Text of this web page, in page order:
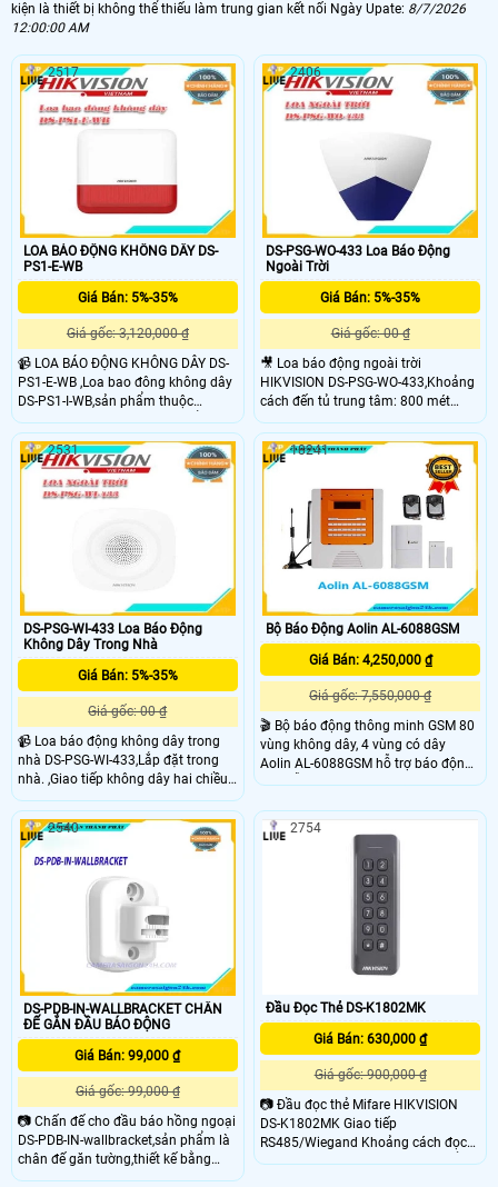
kiện là thiết bị không thể thiếu làm trung gian kết nối Ngày Upate: 8/7/2026
12:00:00 AM
LOA BÁO ĐỘNG KHÔNG DÂY DS-
PS1-E-WB
Giá Bán: 5%-35%
Giá gốc: 3,120,000 ₫
📹 LOA BÁO ĐỘNG KHÔNG DÂY DS-
PS1-E-WB ,Loa bao đông không dây
DS-PS1-I-WB,sản phẩm thuộc
thương hiệu hikvision sản phẩm có
thiết kế chắc chăn,Khoảng cách kết
nối: 900m. ,Cường độ âm thanh: 90-
110 dB. Có 3 chế độ âm thanh: Báo
cháy, báo động khẩn cấp, báo động
2517
DS-PSG-WO-433 Loa Báo Động
Ngoài Trời
Giá Bán: 5%-35%
Giá gốc: 00 ₫
🎥 Loa báo động ngoài trời
HIKVISION DS-PSG-WO-433,Khoảng
cách đến tủ trung tâm: 800 mét
(không gian mở). Chống cậy phá.
Điều chỉnh âm lượng: thấp, trung
bình và cao. 3 loại âm thanh báo
động: Báo cháy, báo động đột nhập
và báo động khẩn cấp
2406
DS-PSG-WI-433 Loa Báo Động
Không Dây Trong Nhà
Giá Bán: 5%-35%
Giá gốc: 00 ₫
📹 Loa báo động không dây trong
nhà DS-PSG-WI-433,Lắp đặt trong
nhà. ,Giao tiếp không dây hai chiều
433 MHz. ,Khoảng cách kết nối:
800m. ,Cường độ âm thanh: 90-110
dB
2531
Bộ Báo Động Aolin AL-6088GSM
Giá Bán: 4,250,000 ₫
Giá gốc: 7,550,000 ₫
🎬 Bộ báo động thông minh GSM 80
vùng không dây, 4 vùng có dây
Aolin AL-6088GSM hỗ trợ báo động
tại chỗ qua còi hú ( 85 Db),báo động
gửi tin nhắn SMS , Tích hợp sẵn bộ
quay số sim ĐT
18241
DS-PDB-IN-WALLBRACKET CHÂN
ĐẾ GẮN ĐẦU BÁO ĐỘNG
Giá Bán: 99,000 ₫
Giá gốc: 99,000 ₫
📷 Chấn đế cho đầu báo hồng ngoại
DS-PDB-IN-wallbracket,sản phẩm là
chân đế găn tường,thiết kế bằng
nhựa ABS chắc chắn,Kích thước: 38
2540
Đầu Đọc Thẻ DS-K1802MK
Giá Bán: 630,000 ₫
Giá gốc: 900,000 ₫
📷 Đầu đọc thẻ Mifare HIKVISION
DS-K1802MK Giao tiếp
RS485/Wiegand Khoảng cách đọc
thẻ ≤50mm Tích hợp đèn LED hiển
2754